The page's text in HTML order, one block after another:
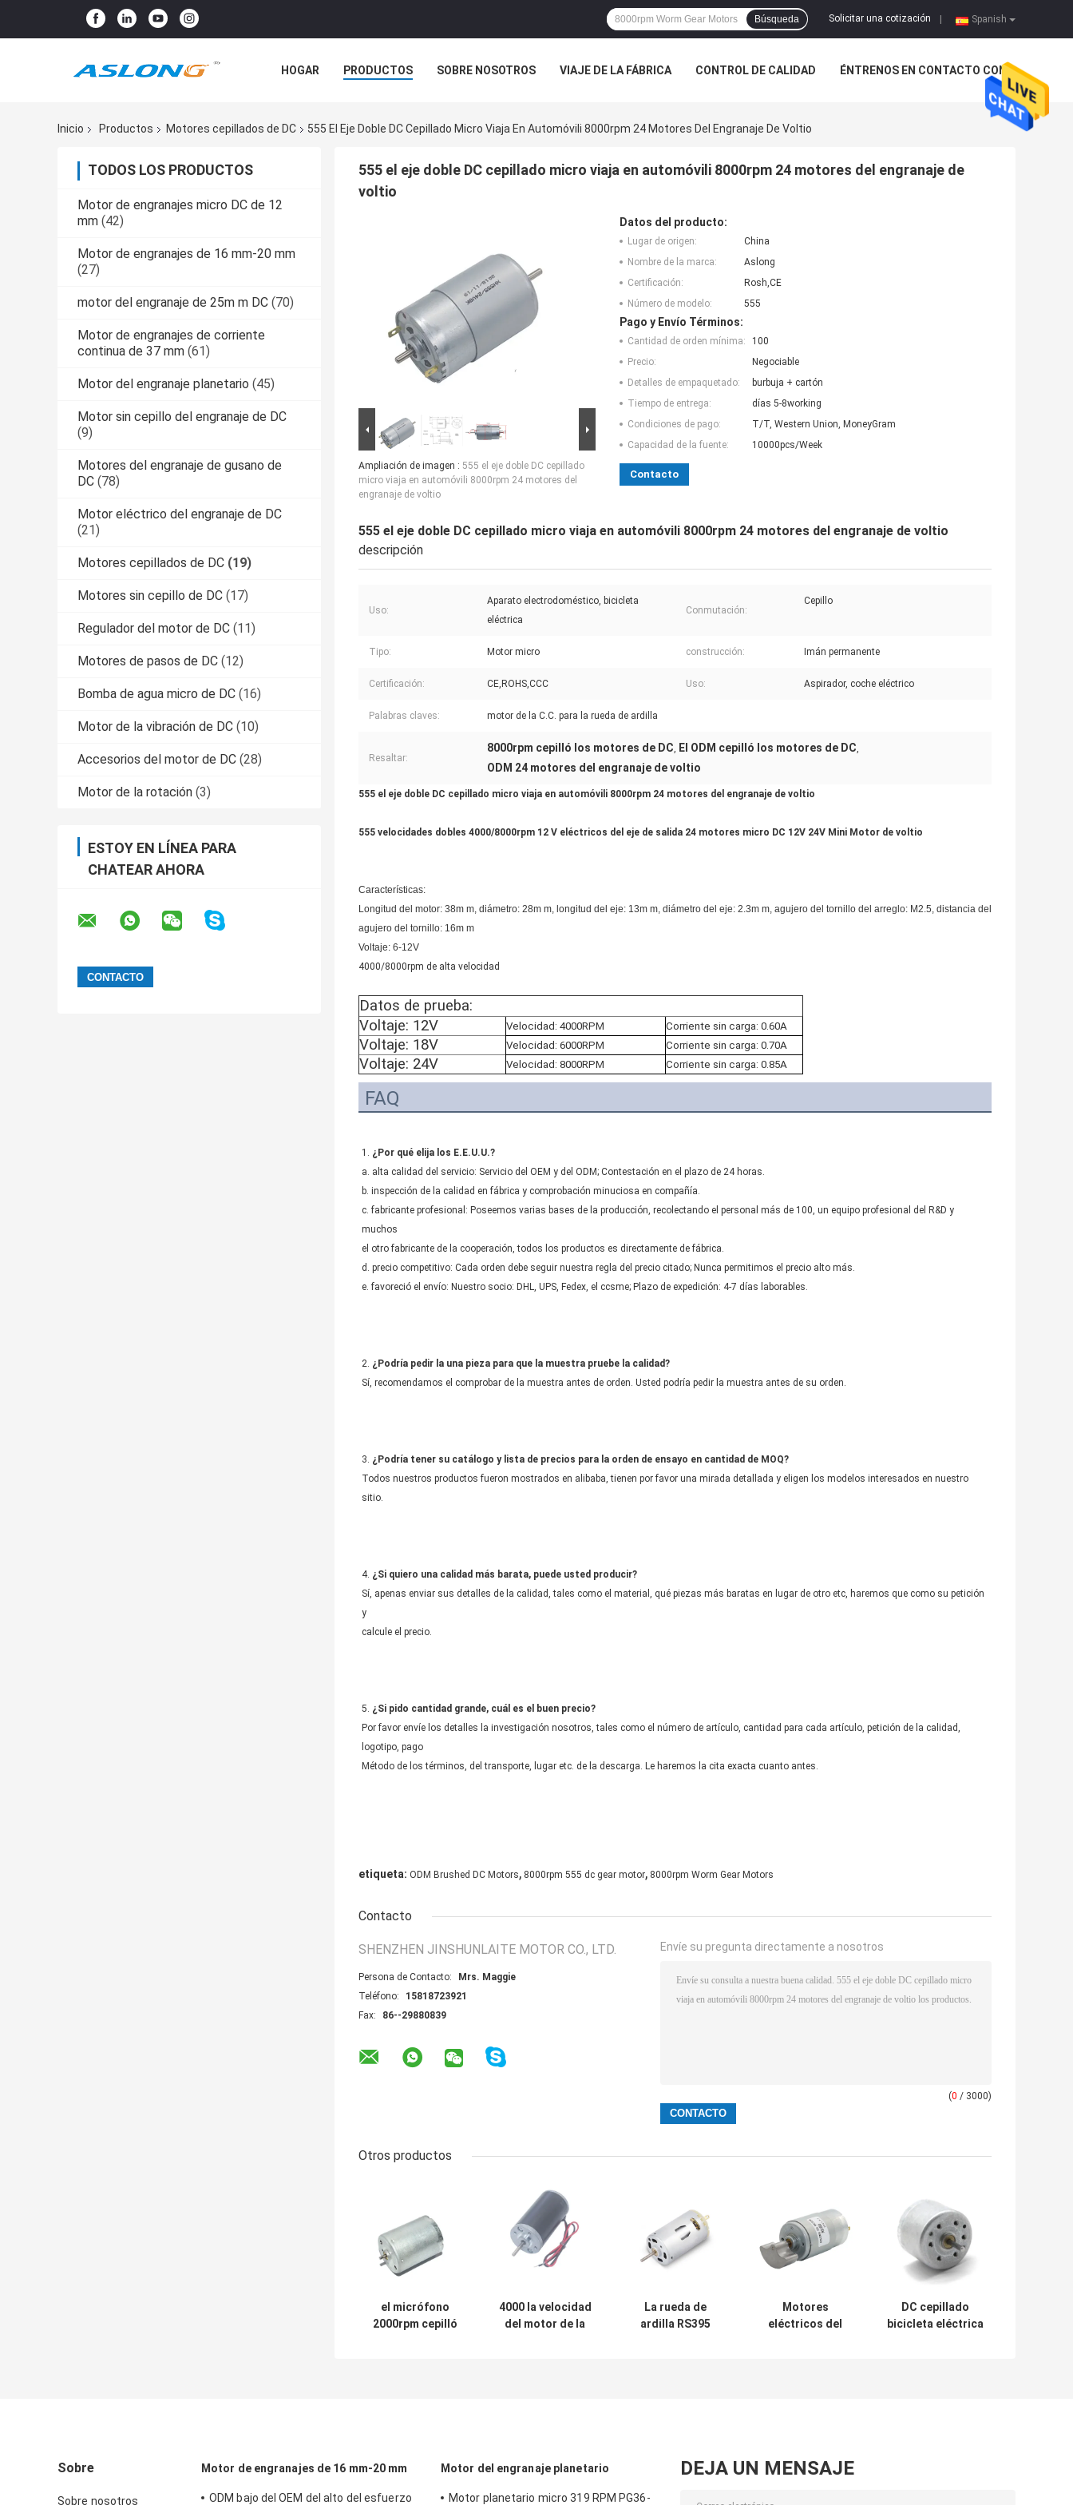
Spanish
Solicitar una cotización
Búsqueda
HOGAR PRODUCTOS SOBRE NOSOTROS VIAJE DE LA FÁBRICA CONTROL DE CALIDAD ÉNTRENOS EN CONTACTO CON
Inicio
Productos Motores cepillados de DC 555 El Eje Doble DC Cepillado Micro Viaja En Automóvili 8000rpm 24 Motores Del Engranaje De Voltio
TODOS LOS PRODUCTOS
Motor de engranajes micro DC de 12
mm (42)
Motor de engranajes de 16 mm-20 mm
(27)
motor del engranaje de 25m m DC (70)
Motor de engranajes de corriente
continua de 37 mm (61)
Motor del engranaje planetario (45)
Motor sin cepillo del engranaje de DC
(9)
Motores del engranaje de gusano de
DC (78)
Motor eléctrico del engranaje de DC
(21)
Motores cepillados de DC (19)
Motores sin cepillo de DC (17)
Regulador del motor de DC (11)
Motores de pasos de DC (12)
Bomba de agua micro de DC (16)
Motor de la vibración de DC (10)
Accesorios del motor de DC (28)
Motor de la rotación (3)
ESTOY EN LÍNEA PARA
CHATEAR AHORA
555 el eje doble DC cepillado micro viaja en automóvili 8000rpm 24 motores del engranaje de
voltio
Ampliación de imagen : 555 el eje doble DC cepillado
micro viaja en automóvili 8000rpm 24 motores del
engranaje de voltio
Datos del producto:
Lugar de origen:
China
Nombre de la marca:
Aslong
Certificación:
Rosh,CE
Número de modelo:
555
Pago y Envío Términos:
Cantidad de orden mínima:
100
Precio:
Negociable
Detalles de empaquetado:
burbuja + cartón
Tiempo de entrega:
días 5-8working
Condiciones de pago:
T/T, Western Union, MoneyGram
Capacidad de la fuente:
10000pcs/Week
Contacto
555 el eje doble DC cepillado micro viaja en automóvili 8000rpm 24 motores del engranaje de voltio
descripción
Uso:
Aparato electrodoméstico, bicicleta
eléctrica
Conmutación:
Cepillo
Tipo: Motor micro construcción: Imán permanente
Certificación: CE,ROHS,CCC Uso: Aspirador, coche eléctrico
Palabras claves: motor de la C.C. para la rueda de ardilla
Resaltar:
8000rpm cepilló los motores de DC, El ODM cepilló los motores de DC,
ODM 24 motores del engranaje de voltio
555 el eje doble DC cepillado micro viaja en automóvili 8000rpm 24 motores del engranaje de voltio
555 velocidades dobles 4000/8000rpm 12 V eléctricos del eje de salida 24 motores micro DC 12V 24V Mini Motor de voltio
Características:
Longitud del motor: 38m m, diámetro: 28m m, longitud del eje: 13m m, diámetro del eje: 2.3m m, agujero del tornillo del arreglo: M2.5, distancia del
agujero del tornillo: 16m m
Voltaje: 6-12V
4000/8000rpm de alta velocidad
Datos de prueba:
Voltaje: 12V
Velocidad: 4000RPM Corriente sin carga: 0.60A
Voltaje: 18V Velocidad: 6000RPM Corriente sin carga: 0.70A
Voltaje: 24V Velocidad: 8000RPM Corriente sin carga: 0.85A
FAQ
1. ¿Por qué elija los E.E.U.U.?
a. alta calidad del servicio: Servicio del OEM y del ODM; Contestación en el plazo de 24 horas.
b. inspección de la calidad en fábrica y comprobación minuciosa en compañía.
c. fabricante profesional: Poseemos varias bases de la producción, recolectando el personal más de 100, un equipo profesional del R&D y
muchos
el otro fabricante de la cooperación, todos los productos es directamente de fábrica.
d. precio competitivo: Cada orden debe seguir nuestra regla del precio citado; Nunca permitimos el precio alto más.
e. favoreció el envío: Nuestro socio: DHL, UPS, Fedex, el ccsme; Plazo de expedición: 4-7 días laborables.
2. ¿Podría pedir la una pieza para que la muestra pruebe la calidad?
Sí, recomendamos el comprobar de la muestra antes de orden. Usted podría pedir la muestra antes de su orden.
3. ¿Podría tener su catálogo y lista de precios para la orden de ensayo en cantidad de MOQ?
Todos nuestros productos fueron mostrados en alibaba, tienen por favor una mirada detallada y eligen los modelos interesados en nuestro
sitio.
4. ¿Si quiero una calidad más barata, puede usted producir?
Sí, apenas enviar sus detalles de la calidad, tales como el material, qué piezas más baratas en lugar de otro etc, haremos que como su petición
y
calcule el precio.
5. ¿Si pido cantidad grande, cuál es el buen precio?
Por favor envíe los detalles la investigación nosotros, tales como el número de artículo, cantidad para cada artículo, petición de la calidad,
logotipo, pago
Método de los términos, del transporte, lugar etc. de la descarga. Le haremos la cita exacta cuanto antes.
etiqueta: ODM Brushed DC Motors, 8000rpm 555 dc gear motor, 8000rpm Worm Gear Motors
Contacto
SHENZHEN JINSHUNLAITE MOTOR CO., LTD.
Persona de Contacto:
Mrs. Maggie
Teléfono:
15818723921
Fax:
86--29880839
Envíe su pregunta directamente a nosotros
(0 / 3000)
Otros productos
el micrófono
2000rpm cepilló
4000 la velocidad
del motor de la
La rueda de
ardilla RS395
Motores
eléctricos del
DC cepillado
bicicleta eléctrica
Sobre
Sobre nosotros
Motor de engranajes de 16 mm-20 mm
ODM bajo del OEM del alto del esfuerzo
Motor del engranaje planetario
Motor planetario micro 319 RPM PG36-
DEJA UN MENSAJE